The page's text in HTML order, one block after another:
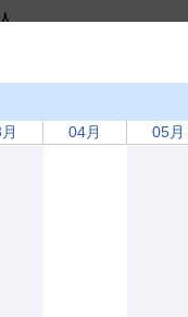
04月 05月